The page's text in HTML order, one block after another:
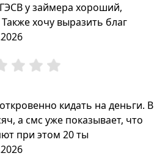
у займера хороший,
хочу выразить благ
кидать на деньги. В
а смс уже показывает, что
при этом 20 ты